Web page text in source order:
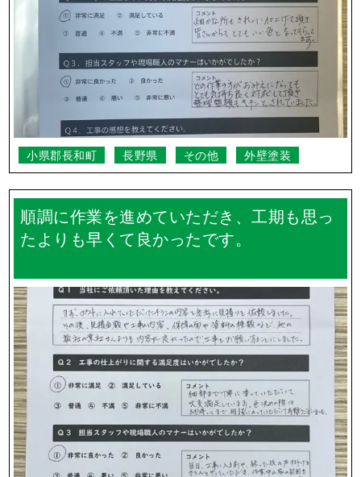
小県郡長和町 長野県 その他 外壁塗装
順調に作業を進めていただき、工期も思っ
たよりも早くて良かったです。